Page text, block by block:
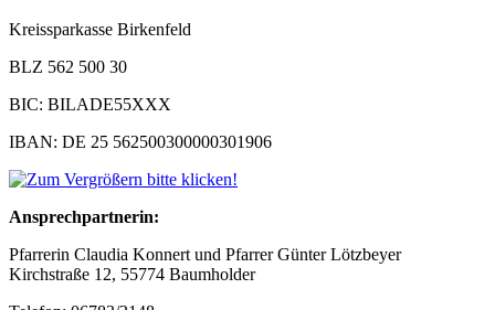
Kreissparkasse Birkenfeld
BLZ 562 500 30
BIC: BILADE55XXX
IBAN: DE 25 562500300000301906
Ansprechpartnerin:
Pfarrerin Claudia Konnert und Pfarrer Günter Lötzbeyer
Kirchstraße 12, 55774 Baumholder